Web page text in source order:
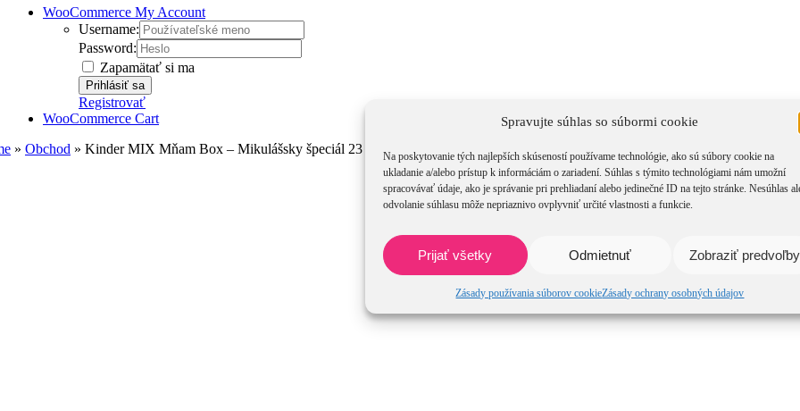
Spravujte súhlas so súbormi cookie
Na poskytovanie tých najlepších skúseností používame technológie, ako sú súbory cookie na
ukladanie a/alebo prístup k informáciám o zariadení. Súhlas s týmito technológiami nám umožní
spracovávať údaje, ako je správanie pri prehliadaní alebo jedinečné ID na tejto stránke. Nesúhlas
odvolanie súhlasu môže nepriaznivo ovplyvniť určité vlastnosti a funkcie.
Prijať všetky Odmietnuť Zobraziť predvoľby
Zásady používania súborov cookieZásady ochrany osobných údajov
WooCommerce My Account
Username:
Password:
Zapamätať si ma
Registrovať
WooCommerce Cart
» Obchod » Kinder MIX Mňam Box – Mikulášsky špeciál 23 cm kruh